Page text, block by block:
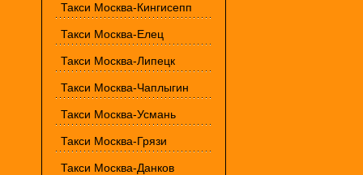
Такси Москва-Кингисепп
Такси Москва-Елец
Такси Москва-Липецк
Такси Москва-Чаплыгин
Такси Москва-Усмань
Такси Москва-Грязи
Такси Москва-Данков